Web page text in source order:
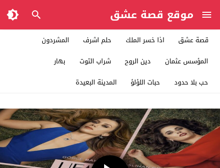
موقع قصة عشق
قصة عشق اذا خسر الملك حلم اشرف
المشردون
المؤسس عثمان
دين الروح شراب التوت
بهار
حب بلا حدود
حبات اللؤلؤ المدينة البعيدة